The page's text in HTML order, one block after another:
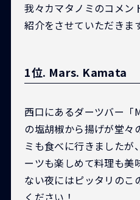
我々カマタノミのコメン
紹介をさせていただきま
1位. Mars. Kamata
西口にあるダーツバー「
の塩胡椒から揚げが堂々
ミも食べに行きましたが
ーツも楽しめて料理も
ない夜にはピッタリのこ